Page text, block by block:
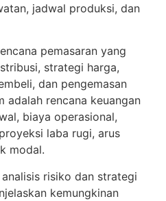
jadwal produksi, dan
pemasaran yang
strategi harga,
dan pengemasan
adalah rencana keuangan
biaya operasional,
laba rugi, arus
modal.
risiko dan strategi
kemungkinan